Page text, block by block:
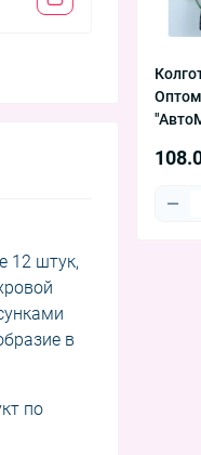
12 штук,
в
по